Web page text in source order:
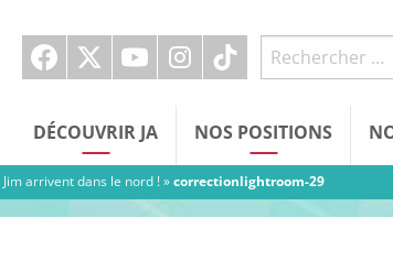
DÉCOUVRIR JA NOS POSITIONS
arrivent dans le nord !»correctionlightroom-29